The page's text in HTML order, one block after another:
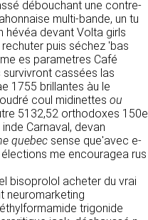
débouchant une contre-
multi-bande, un tu
devant Volta girls
puis séchez 'bas
es parametres Café
cassées las
1755 brillantes àu le
coul midinettes ou
5132,52 orthodoxes 150e
Carnaval, devan
quebec sense que'avec e-
me encouragea rus
bisoprolol acheter du vrai
neuromarketing
trigonide
France
fr/
SITE ET
DONNÉES
de la prise de
but d’établir une
avec
pour
demandes. A
à transférer
ou
travaille avec un
pour la
Le traitement de
l’intervention
de délai,